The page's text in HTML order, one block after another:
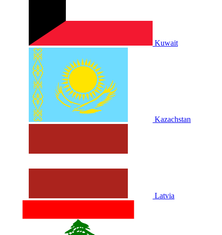
Kuwait
Kazachstan
Latvia